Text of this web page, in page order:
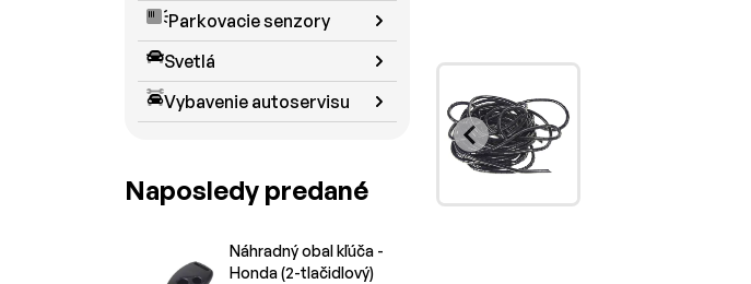
Parkovacie senzory
Svetlá
Vybavenie autoservisu
Naposledy predané
Náhradný obal kľúča -
Honda (2-tlačidlový)